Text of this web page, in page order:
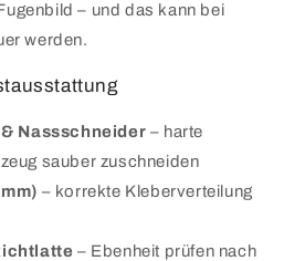
– und das kann bei
werden.
Nassschneider – harte
sauber zuschneiden
– korrekte Kleberverteilung
– Ebenheit prüfen nach